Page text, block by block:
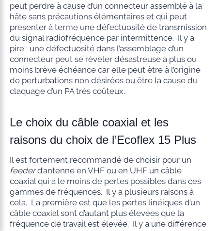
peut perdre à cause d’un connecteur assemblé à la
hâte sans précautions élémentaires et qui peut
présenter à terme une défectuosité de transmission
du signal radiofréquence par intermittence. Il y a
pire : une défectuosité dans l’assemblage d’un
connecteur peut se révéler désastreuse à plus ou
moins brève échéance car elle peut être à l’origine
de perturbations non désirées ou être la cause du
claquage d’un PA très coûteux.
Le choix du câble coaxial et les
raisons du choix de l’Ecoflex 15 Plus
Il est fortement recommandé de choisir pour un
feederd’antenne en VHF ou en UHF un câble
coaxial qui a le moins de pertes possibles dans ces
gammes de fréquences. Il y a plusieurs raisons à
cela. La première est que les pertes linéiques d’un
câble coaxial sont d’autant plus élevées que la
fréquence de travail est élevée. Il y a une différence